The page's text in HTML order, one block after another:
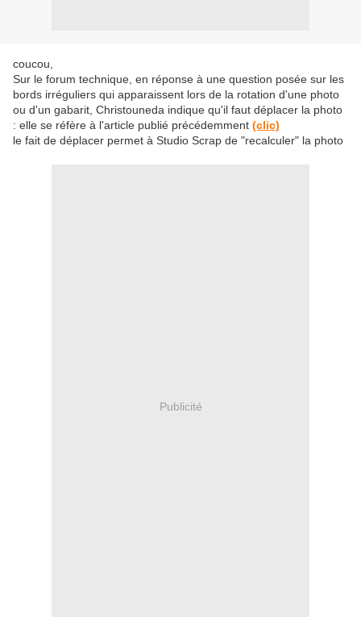
coucou,
Sur le forum technique, en réponse à une question posée sur les
bords irréguliers qui apparaissent lors de la rotation d'une photo
ou d'un gabarit, Christouneda indique qu'il faut déplacer la photo
: elle se réfère à l'article publié précédemment (clic)
le fait de déplacer permet à Studio Scrap de "recalculer" la photo
Publicité